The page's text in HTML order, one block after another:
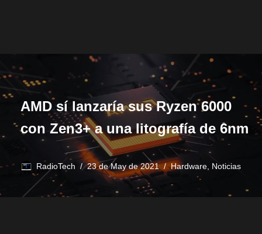
AMD sí lanzaría sus Ryzen 6000
con Zen3+ a una litografía de 6nm
RadioTech 23 de May de 2021 Hardware Noticias